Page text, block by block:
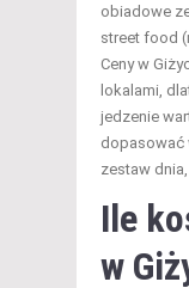
obiadowe
street food
Ceny w
lokalami,
jedzenie
dopasować
zestaw
Ile
w